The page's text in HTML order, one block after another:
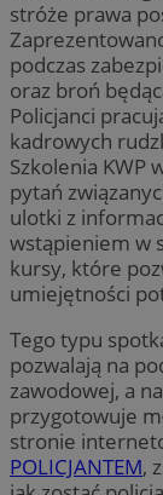
stróże prawa
podczas
oraz broń
Policjanci
kadrowych
Szkolenia KWP
pytań
ulotki z
wstąpieniem w
kursy, które
umiejętności
Tego typu
pozwalają na
zawodowej, a
przygotowuje
stronie
POLICJANTEM,